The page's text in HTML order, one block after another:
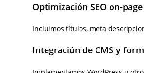
Optimización SEO on-page
Incluimos títulos, meta
Integración de CMS y